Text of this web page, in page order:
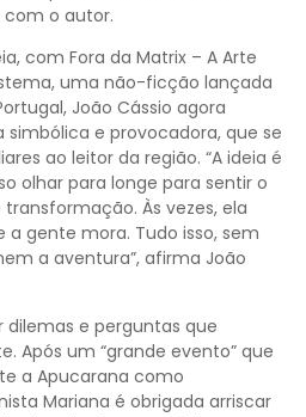
o autor.
com Fora da Matrix – A Arte
uma não-ficção lançada
João Cássio agora
e provocadora, que se
ao leitor da região. “A ideia é
olhar para longe para sentir o
Às vezes, ela
gente mora. Tudo isso, sem
a aventura”, afirma João
e perguntas que
Após um “grande evento” que
a Apucarana como
Mariana é obrigada arriscar